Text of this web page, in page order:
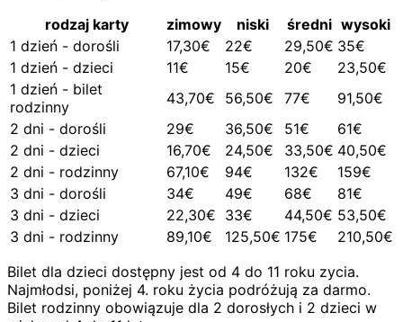
rodzaj karty
zimowy niski średni wysoki
1 dzień - dorośli
17,30€ 22€ 29,50€ 35€
1 dzień - dzieci
11€ 15€ 20€
23,50€
1 dzień - bilet
rodzinny
43,70€ 56,50€ 77€
91,50€
2 dni - dorośli
29€ 36,50€ 51€
61€
2 dni - dzieci
16,70€ 24,50€ 33,50€ 40,50€
2 dni - rodzinny
67,10€ 94€ 132€
159€
3 dni - dorośli
34€ 49€ 68€
81€
3 dni - dzieci
22,30€ 33€ 44,50€ 53,50€
3 dni - rodzinny
89,10€ 125,50€ 175€
210,50€
Bilet dla dzieci dostępny jest od 4 do 11 roku zycia.
Najmłodsi, poniżej 4. roku życia podróżują za darmo.
Bilet rodzinny obowiązuje dla 2 dorosłych i 2 dzieci w